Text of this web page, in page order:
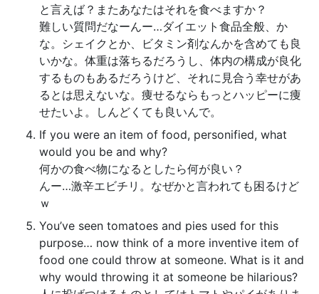
と言えば？またあなたはそれを食べますか？
難しい質問だなーんー…ダイエット食品全般、か
な。シェイクとか、ビタミン剤なんかを含めても良
いかな。体重は落ちるだろうし、体内の構成が良化
するものもあるだろうけど、それに見合う幸せがあ
るとは思えないな。痩せるならもっとハッピーに痩
せたいよ。しんどくても良いんで。
If you were an item of food, personified, what
would you be and why?
何かの食べ物になるとしたら何が良い？
んー…激辛エビチリ。なぜかと言われても困るけど
ｗ
You’ve seen tomatoes and pies used for this
purpose… now think of a more inventive item of
food one could throw at someone. What is it and
why would throwing it at someone be hilarious?